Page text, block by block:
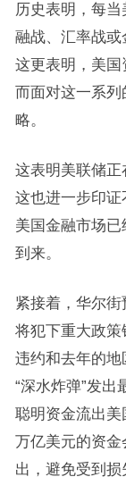
历史表明，每
融战、汇率战或
这更表明，美国
而面对这一系
略。
这表明美联储正
这也进一步印证
美国金融市场
到来。
紧接着，华尔
将犯下重大政
违约和去年的
“深水炸弹”发
聪明资金流出
万亿美元的资
出，避免受到损